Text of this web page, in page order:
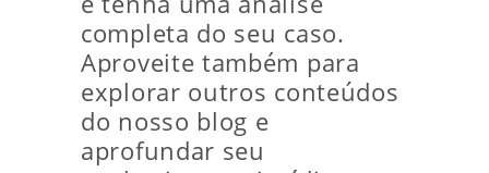
completa do seu caso.
Aproveite também para
explorar outros conteúdos
do nosso blog e
aprofundar seu